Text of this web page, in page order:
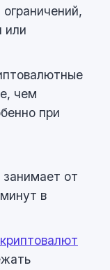
или
чем
при
от
в